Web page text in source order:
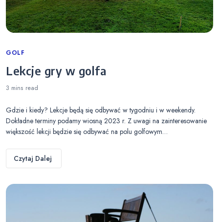
Categories
GOLF
Lekcje gry w golfa
3 mins read
Gdzie i kiedy? Lekcje będą się odbywać w tygodniu i w weekendy.
Dokładne terminy podamy wiosną 2023 r. Z uwagi na zainteresowanie
większość lekcji będzie się odbywać na polu golfowym…
Czytaj Dalej